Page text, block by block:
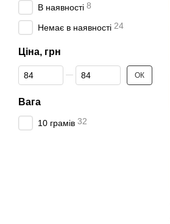
В наявності 8
Немає в наявності 24
Ціна, грн
Від Ціна, грн
До Ціна, грн ОК
Вага
10 грамів 32